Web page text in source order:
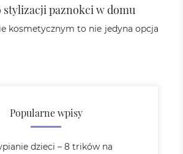
paznokci w domu
kosmetycznym to nie jedyna opcja
Popularne wpisy
dzieci – 8 trików na